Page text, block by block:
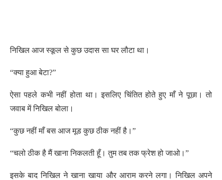
निखिल आज स्कूल से कुछ उदास सा घर लौटा था।
“क्या हुआ बेटा?”
ऐसा पहले कभी नहीं होता था। इसलिए चिंतित होते हुए माँ ने पूछा। तो
जवाब में निखिल बोला।
“कुछ नहीं माँ बस आज मूड कुछ ठीक नहीं है।”
“चलो ठीक है मैं खाना निकलती हूँ। तुम तब तक फ्रेश हो जाओ।”
इसके बाद निखिल ने खाना खाया और आराम करने लगा। निखिल अपने